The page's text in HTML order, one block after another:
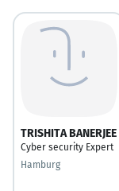
TRISHITA BANERJEE
Cyber security Expert
Hamburg